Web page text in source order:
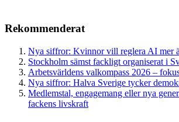
Rekommenderat
Nya siffror: Kvinnor vill reglera AI mer
Stockholm sämst fackligt organiserat i
Arbetsvärldens valkompass 2026 –
Nya siffror: Halva Sverige tycker
Medlemstal, engagemang eller nya
fackens livskraft